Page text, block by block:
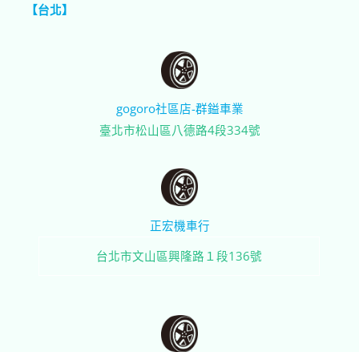
【台北】
gogoro社區店-群鎰車業
臺北市松山區八德路4段334號
正宏機車行
台北市文山區興隆路１段136號